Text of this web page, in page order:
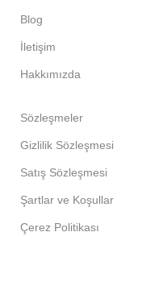
Blog
İletişim
Hakkımızda
Sözleşmeler
Gizlilik Sözleşmesi
Satış Sözleşmesi
Şartlar ve Koşullar
Çerez Politikası